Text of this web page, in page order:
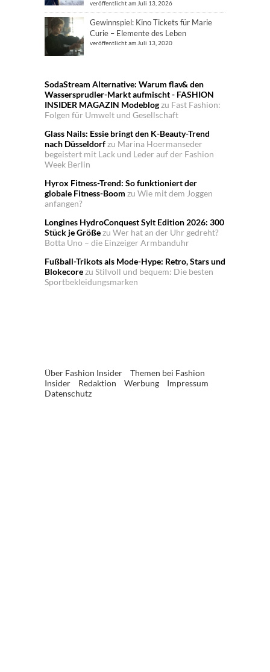
veröffentlicht am Juli 13, 2026
Gewinnspiel: Kino Tickets für Marie
Curie – Elemente des Leben
veröffentlicht am Juli 13, 2020
SodaStream Alternative: Warum flav& den
Wassersprudler-Markt aufmischt - FASHION
INSIDER MAGAZIN Modeblogzu Fast Fashion:
Folgen für Umwelt und Gesellschaft
Glass Nails: Essie bringt den K-Beauty-Trend
nach Düsseldorfzu Marina Hoermanseder
begeistert mit Lack und Leder auf der Fashion
Week Berlin
Hyrox Fitness-Trend: So funktioniert der
globale Fitness-Boom zu Wie mit dem Joggen
anfangen?
Longines HydroConquest Sylt Edition 2026: 300
Stück je Größezu Wer hat an der Uhr gedreht?
Botta Uno – die Einzeiger Armbanduhr
Fußball-Trikots als Mode-Hype: Retro, Stars und
Blokecorezu Stilvoll und bequem: Die besten
Sportbekleidungsmarken
Über Fashion Insider
Themen bei Fashion
Insider
Redaktion Werbung
Impressum
Datenschutz